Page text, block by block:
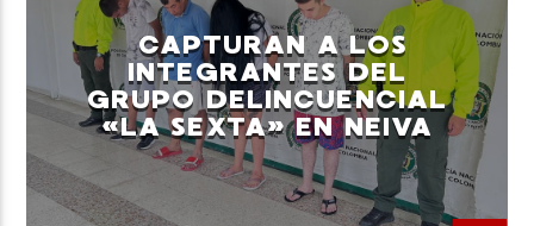
Neiva Estereo
CAPTURAN A LOS
INTEGRANTES DEL
GRUPO DELINCUENCIAL
«LA SEXTA» EN NEIVA